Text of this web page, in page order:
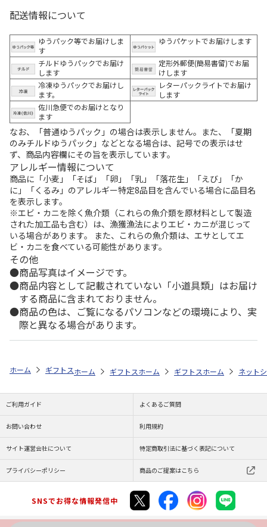
配送情報について
ゆうパック等でお届けしま
す
ゆうパケットでお届けします
チルドゆうパックでお届け
します
定形外郵便(簡易書留)でお届
けします
冷凍ゆうパックでお届けし
ます。
レターパックライトでお届け
します
佐川急便でのお届けとなり
ます
なお、「普通ゆうパック」の場合は表示しません。また、「夏期
のみチルドゆうパック」などとなる場合は、記号での表示はせ
ず、商品内容欄にその旨を表示しています。
アレルギー情報について
商品に「小麦」「そば」「卵」「乳」「落花生」「えび」「か
に」「くるみ」のアレルギー特定8品目を含んでいる場合に品目名
を表示します。
※エビ・カニを除く魚介類（これらの魚介類を原材料として製造
された加工品も含む）は、漁獲漁法によりエビ・カニが混じって
いる場合があります。 また、これらの魚介類は、エサとしてエ
ビ・カニを食べている可能性があります。
その他
商品写真はイメージです。
商品内容として記載されていない「小道具類」はお届け
する商品に含まれておりません。
商品の色は、ご覧になるパソコンなどの環境により、実
際と異なる場合があります。
ホーム ギフトストア お中元・夏ギフト特集 2026 おすすめ ご当地
ホーム ギフトストア お中元・夏ギフト特集 2026
ホーム ギフトストア お中元・
ホーム ネット
ご利用ガイド よくあるご質問
お問い合わせ 利用規約
サイト運営会社について 特定商取引法に基づく表記について
プライバシーポリシー 商品のご提案はこちら
SNSでお得な情報発信中